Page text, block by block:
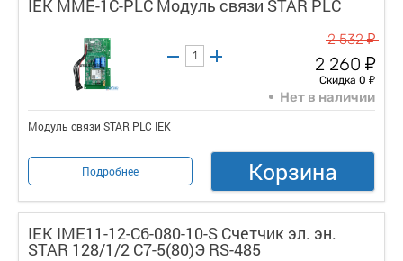
IEK MME-1C-PLC Модуль связи STAR PLC
2 532у
2 260 у
Скидка 0 у
Нет в наличии
Модуль связи STAR PLC IEK
Подробнее Корзина
IEK IME11-12-C6-080-10-S Счетчик эл. эн.
STAR 128/1/2 С7-5(80)Э RS-485